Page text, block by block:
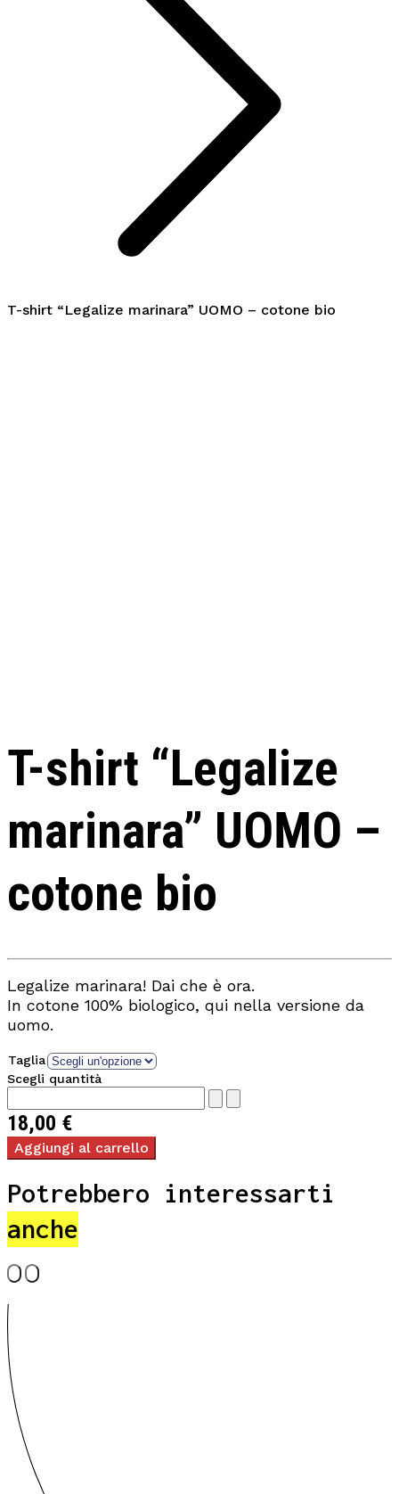
T-shirt “Legalize marinara” UOMO – cotone bio
T-shirt “Legalize
marinara” UOMO –
cotone bio
Legalize marinara! Dai che è ora.
In cotone 100% biologico, qui nella versione da
uomo.
Taglia
Scegli quantità
18,00 €
Aggiungi al carrello
Potrebbero interessarti
anche